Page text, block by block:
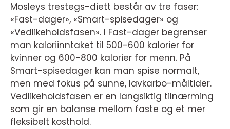
Mosleys trestegs-diett består av tre faser:
«Fast-dager», «Smart-spisedager» og
«Vedlikeholdsfasen». I Fast-dager begrenser
man kaloriinntaket til 500-600 kalorier for
kvinner og 600-800 kalorier for menn. På
Smart-spisedager kan man spise normalt,
men med fokus på sunne, lavkarbo-måltider.
Vedlikeholdsfasen er en langsiktig tilnærming
som gir en balanse mellom faste og et mer
fleksibelt kosthold.